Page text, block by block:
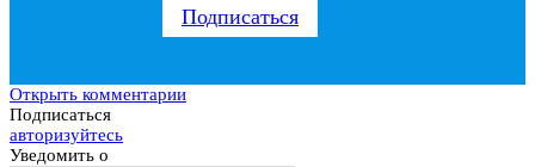
Подписаться
Открыть комментарии
Подписаться
авторизуйтесь
Уведомить о